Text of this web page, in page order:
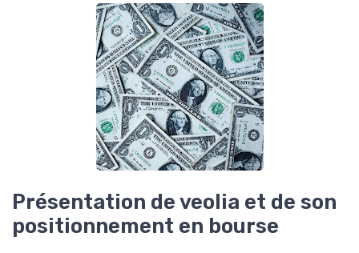
Présentation de veolia et de son
positionnement en bourse